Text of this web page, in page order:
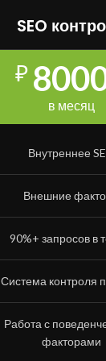
SEO
₽
в месяц
Внутреннее
Внешние
90%+ запросов в
Система контроля
Работа с
факторами